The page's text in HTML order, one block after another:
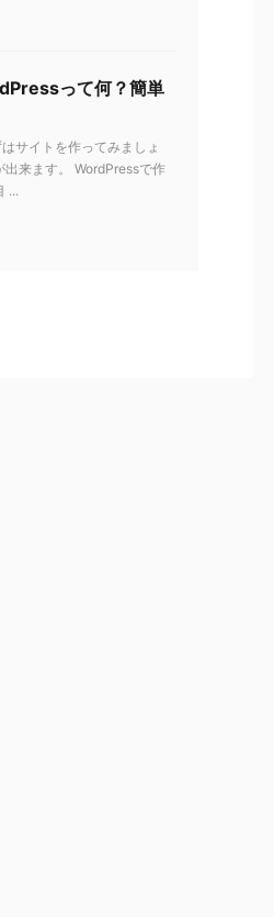
って何？簡単
サイトを作ってみましょ
来ます。 WordPressで作
...